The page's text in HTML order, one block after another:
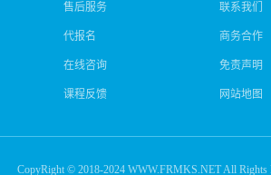
售后服务
代报名
在线咨询
课程反馈
联系我们
商务合作
免责声明
网站地图
CopyRight © 2018-2024 WWW.FRMKS.NETAll Rights